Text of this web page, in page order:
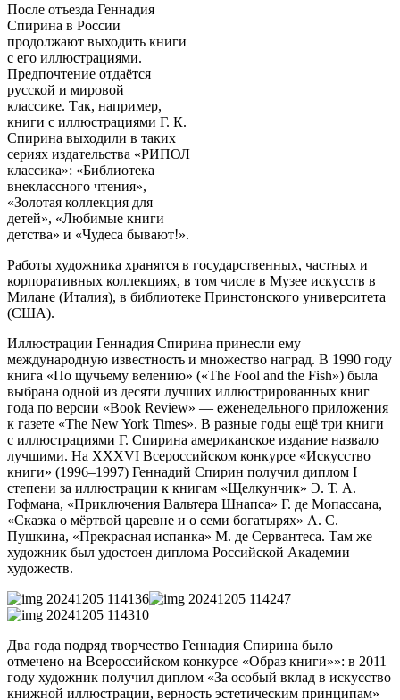
После отъезда Геннадия
Спирина в России
продолжают выходить книги
с его иллюстрациями.
Предпочтение отдаётся
русской и мировой
классике. Так, например,
книги с иллюстрациями Г. К.
Спирина выходили в таких
сериях издательства «РИПОЛ
классика»: «Библиотека
внеклассного чтения»,
«Золотая коллекция для
детей», «Любимые книги
детства» и «Чудеса бывают!».
Работы художника хранятся в государственных, частных и
корпоративных коллекциях, в том числе в Музее искусств в
Милане (Италия), в библиотеке Принстонского университета
(США).
Иллюстрации Геннадия Спирина принесли ему
международную известность и множество наград. В 1990 году
книга «По щучьему велению» («The Fool and the Fish») была
выбрана одной из десяти лучших иллюстрированных книг
года по версии «Book Review» — еженедельного приложения
к газете «The New York Times». В разные годы ещё три книги
с иллюстрациями Г. Спирина американское издание назвало
лучшими. На XXXVI Всероссийском конкурсе «Искусство
книги» (1996–1997) Геннадий Спирин получил диплом I
степени за иллюстрации к книгам «Щелкунчик» Э. Т. А.
Гофмана, «Приключения Вальтера Шнапса» Г. де Мопассана,
«Сказка о мёртвой царевне и о семи богатырях» А. С.
Пушкина, «Прекрасная испанка» М. де Сервантеса. Там же
художник был удостоен диплома Российской Академии
художеств.
Два года подряд творчество Геннадия Спирина было
отмечено на Всероссийском конкурсе «Образ книги»»: в 2011
году художник получил диплом «За особый вклад в искусство
книжной иллюстрации, верность эстетическим принципам»